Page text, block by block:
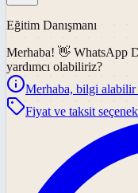
Eğitim Danışmanı
Merhaba! 👋 WhatsApp
yardımcı olabiliriz?
Merhaba, bilgi
Fiyat ve taksit